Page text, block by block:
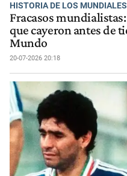
HISTORIA DE LOS MUNDIALES
Fracasos
que cayeron antes de
Mundo
20-07-2026 20:18